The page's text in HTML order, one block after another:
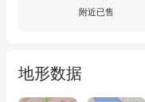
附近已售
地形数据